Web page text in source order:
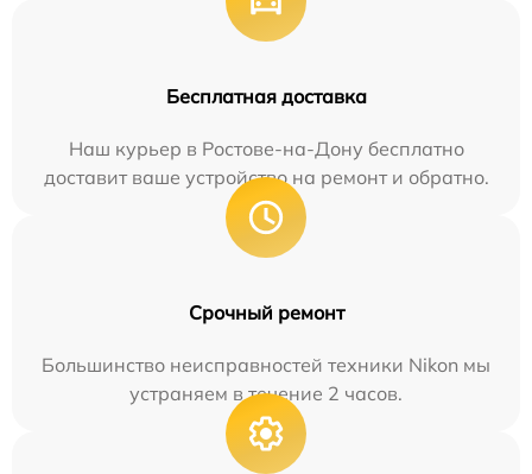
Бесплатная доставка
Наш курьер в Ростове-на-Дону бесплатно
доставит ваше устройство на ремонт и обратно.
Срочный ремонт
Большинство неисправностей техники Nikon мы
устраняем в течение 2 часов.